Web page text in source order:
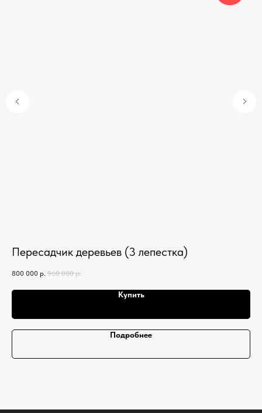
Пересадчик деревьев (3 лепестка)
800 000 р. 960 000 р.
Купить
Подробнее